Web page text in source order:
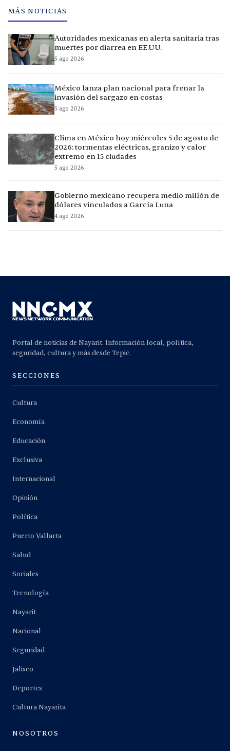
MÁS NOTICIAS
Autoridades mexicanas en alerta sanitaria tras
muertes por diarrea en EE.UU.
5 ago 2026
México lanza plan nacional para frenar la
invasión del sargazo en costas
5 ago 2026
Clima en México hoy miércoles 5 de agosto de
2026: tormentas eléctricas, granizo y calor
extremo en 15 ciudades
5 ago 2026
Gobierno mexicano recupera medio millón de
dólares vinculados a García Luna
4 ago 2026
Portal de noticias de Nayarit. Información local, política,
seguridad, cultura y más desde Tepic.
SECCIONES
Cultura
Economía
Educación
Exclusiva
Internacional
Opinión
Política
Puerto Vallarta
Salud
Sociales
Tecnología
Nayarit
Nacional
Seguridad
Jalisco
Deportes
Cultura Nayarita
NOSOTROS